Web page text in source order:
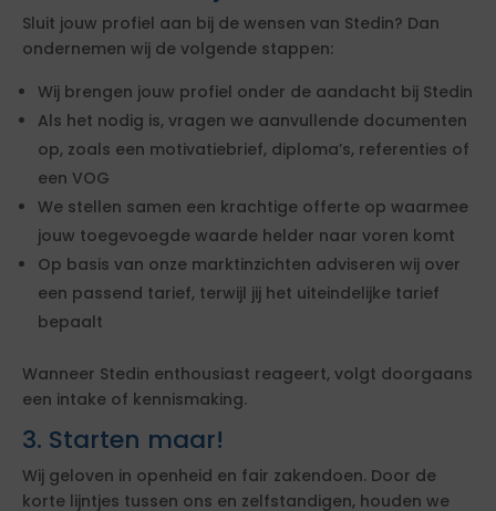
Sluit jouw profiel aan bij de wensen van Stedin? Dan
ondernemen wij de volgende stappen:
Wij brengen jouw profiel onder de aandacht bij Stedin
Als het nodig is, vragen we aanvullende documenten
op, zoals een motivatiebrief, diploma’s, referenties of
een VOG
We stellen samen een krachtige offerte op waarmee
jouw toegevoegde waarde helder naar voren komt
Op basis van onze marktinzichten adviseren wij over
een passend tarief, terwijl jij het uiteindelijke tarief
bepaalt
Wanneer Stedin enthousiast reageert, volgt doorgaans
een intake of kennismaking.
3. Starten maar!
Wij geloven in openheid en fair zakendoen. Door de
korte lijntjes tussen ons en zelfstandigen, houden we